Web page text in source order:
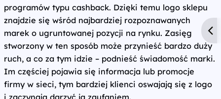
programów typu cashback. Dzięki temu logo sklepu
znajdzie się wśród najbardziej rozpoznawanych
marek o ugruntowanej pozycji na rynku. Zasięg
stworzony w ten sposób może przynieść bardzo duży
ruch, a co za tym idzie – podnieść świadomość marki.
Im częściej pojawia się informacja lub promocje
firmy w sieci, tym bardziej klienci oswajają się z logo
i zaczynają darzyć ją zaufaniem.